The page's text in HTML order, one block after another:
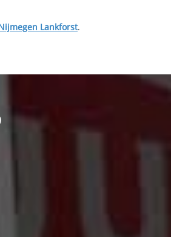
Lankforst.